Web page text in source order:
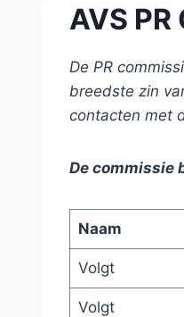
AVS
De PR
breedste zin
contacten met
De commissie
Naam
Volgt
Volgt